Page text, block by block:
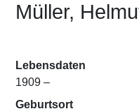
Müller,
Lebensdaten
1909 –
Geburtsort